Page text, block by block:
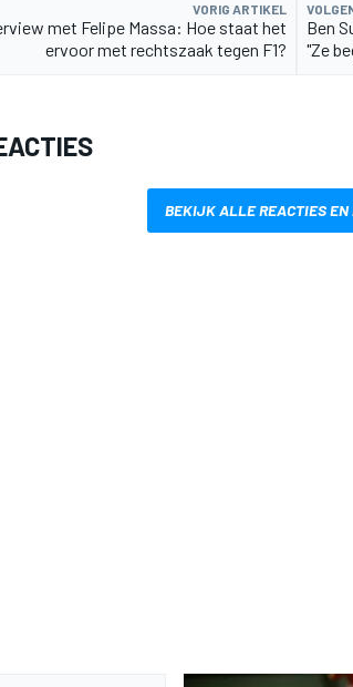
VORIG ARTIKEL
met Felipe Massa: Hoe staat het
ervoor met rechtszaak tegen F1?
Ben
"Ze
BEKIJK ALLE REACTIES EN